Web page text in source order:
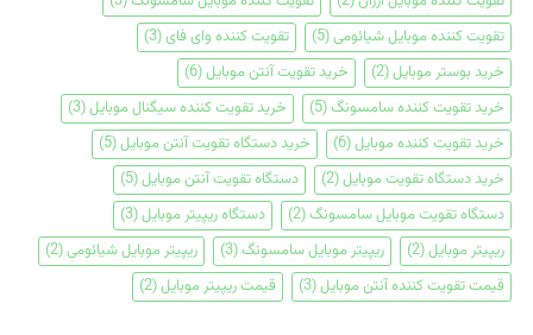
تقویت کننده موبایل شیائومی(5) تقویت کننده وای فای(3)
خرید بوستر موبایل(2) خرید تقویت آنتن موبایل(6)
خرید تقویت کننده سامسونگ(5) خرید تقویت کننده سیگنال موبایل(3)
خرید تقویت کننده موبایل(6) خرید دستگاه تقویت آنتن موبایل(5)
خرید دستگاه تقویت موبایل(2) دستگاه تقویت آنتن موبایل(5)
دستگاه تقویت موبایل سامسونگ(2) دستگاه ریپیتر موبایل(3)
ریپیتر موبایل(2) ریپیتر موبایل سامسونگ(3) ریپیتر موبایل شیائومی(2)
قیمت تقویت کننده آنتن موبایل(3) قیمت ریپیتر موبایل(2)